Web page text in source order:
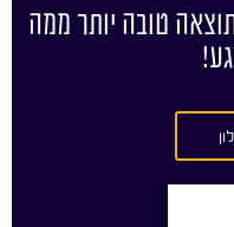
טובה יותר ממה